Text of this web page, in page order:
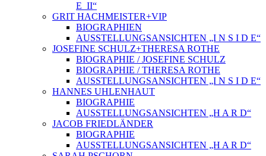
E_II“
GRIT HACHMEISTER+VIP
BIOGRAPHIEN
AUSSTELLUNGSANSICHTEN „I N S I D E“
JOSEFINE SCHULZ+THERESA ROTHE
BIOGRAPHIE / JOSEFINE SCHULZ
BIOGRAPHIE / THERESA ROTHE
AUSSTELLUNGSANSICHTEN „I N S I D E“
HANNES UHLENHAUT
BIOGRAPHIE
AUSSTELLUNGSANSICHTEN „H A R D“
JACOB FRIEDLÄNDER
BIOGRAPHIE
AUSSTELLUNGSANSICHTEN „H A R D“